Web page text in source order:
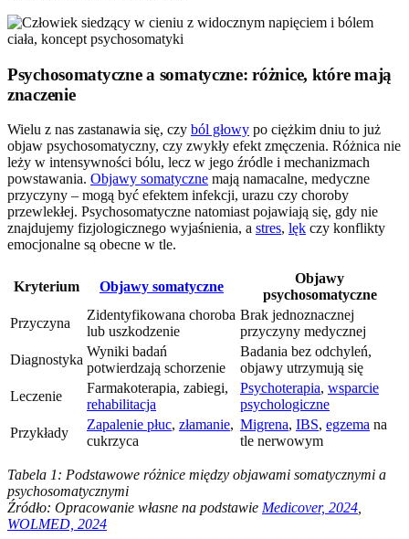
Psychosomatyczne a somatyczne: różnice, które mają
znaczenie
Wielu z nas zastanawia się, czy ból głowy po ciężkim dniu to już
objaw psychosomatyczny, czy zwykły efekt zmęczenia. Różnica nie
leży w intensywności bólu, lecz w jego źródle i mechanizmach
powstawania. Objawy somatyczne mają namacalne, medyczne
przyczyny – mogą być efektem infekcji, urazu czy choroby
przewlekłej. Psychosomatyczne natomiast pojawiają się, gdy nie
znajdujemy fizjologicznego wyjaśnienia, a stres, lęk czy konflikty
emocjonalne są obecne w tle.
Kryterium Objawy somatyczne
Objawy
psychosomatyczne
Przyczyna
Zidentyfikowana choroba
lub uszkodzenie
Brak jednoznacznej
przyczyny medycznej
Diagnostyka
Wyniki badań
potwierdzają schorzenie
Badania bez odchyleń,
objawy utrzymują się
Leczenie
Farmakoterapia, zabiegi,
rehabilitacja
Psychoterapia, wsparcie
psychologiczne
Przykłady
Zapalenie płuc, złamanie,
cukrzyca
Migrena, IBS, egzema na
tle nerwowym
Tabela 1: Podstawowe różnice między objawami somatycznymi a
psychosomatycznymi
Źródło: Opracowanie własne na podstawie Medicover, 2024
WOLMED, 2024